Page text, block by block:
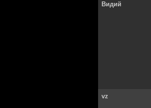
Видий
vz